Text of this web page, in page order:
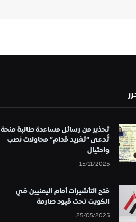
تحذير من رسائل مساعدة طالبة منحة
تُدعى “تغريد قدام” محاولات نصب
واحتيال
15/11/2025
فتح التأشيرات أمام اليمنيين في
الكويت تحت قيود صارمة
25/05/2025